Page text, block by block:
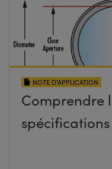
NOTE D’APPLICATION
Comprendre